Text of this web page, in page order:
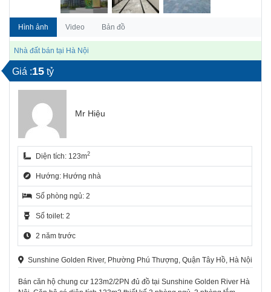
Hình ảnh Video Bản đồ
Nhà đất bán tại Hà Nội
Giá :15 tỷ
Mr Hiệu
Diện tích: 123m2
Hướng: Hướng nhà
Số phòng ngủ: 2
Số toilet: 2
2 năm trước
Sunshine Golden River, Phường Phú Thượng, Quận Tây Hồ, Hà Nội
Bán căn hộ chung cư 123m2/2PN đủ đồ tại Sunshine Golden River Hà